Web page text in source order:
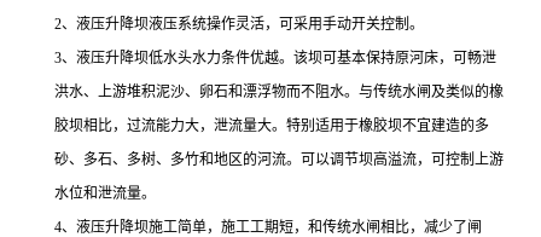
2、液压升降坝液压系统操作灵活，可采用手动开关控制。
3、液压升降坝低水头水力条件优越。该坝可基本保持原河床，可畅泄
洪水、上游堆积泥沙、卵石和漂浮物而不阻水。与传统水闸及类似的橡
胶坝相比，过流能力大，泄流量大。特别适用于橡胶坝不宜建造的多
砂、多石、多树、多竹和地区的河流。可以调节坝高溢流，可控制上游
水位和泄流量。
4、液压升降坝施工简单，施工工期短，和传统水闸相比，减少了闸